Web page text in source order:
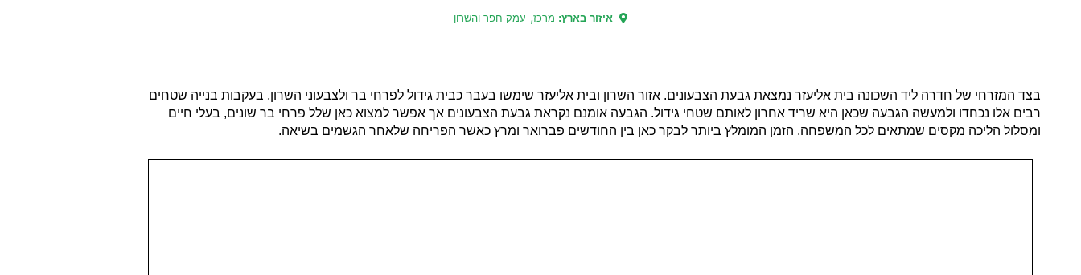
איזור בארץ: מרכז, עמק חפר והשרון
בצד המזרחי של חדרה ליד השכונה בית אליעזר נמצאת גבעת הצבעונים. אזור השרון ובית אליעזר שימשו בעבר כבית גידול לפרחי בר ולצבעוני השרון, בעקבות בנייה שטחים
רבים אלו נכחדו ולמעשה הגבעה שכאן היא שריד אחרון לאותם שטחי גידול. הגבעה אומנם נקראת גבעת הצבעונים אך אפשר למצוא כאן שלל פרחי בר שונים, בעלי חיים
ומסלול הליכה מקסים שמתאים לכל המשפחה. הזמן המומלץ ביותר לבקר כאן בין החודשים פברואר ומרץ כאשר הפריחה שלאחר הגשמים בשיאה.